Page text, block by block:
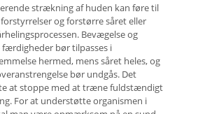
strækning af huden kan føre til
og forstørre såret eller
Bevægelse og
bør tilpasses i
hermed, mens såret heles, og
bør undgås. Det
at stoppe med at træne fuldstændigt
For at understøtte organismen i